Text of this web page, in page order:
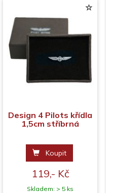
Design 4 Pilots křídla
1,5cm stříbrná
Koupit
119,- Kč
Skladem: > 5 ks